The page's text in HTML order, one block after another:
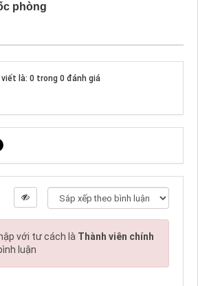
phòng
là: 0 trong 0 đánh giá
với tư cách là Thành viên chính
luận